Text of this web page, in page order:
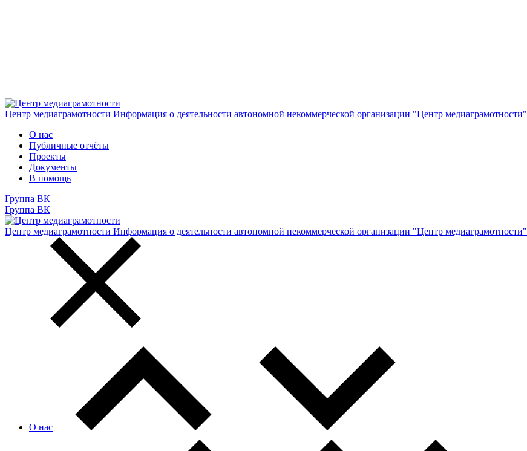
Центр медиаграмотности Информация о деятельности автономной некоммерческой организации "Центр медиаграмотности"
О нас
Публичные отчёты
Проекты
Документы
В помощь
Группа ВК
Группа ВК
Центр медиаграмотности Информация о деятельности автономной некоммерческой организации "Центр медиаграмотности"
О нас